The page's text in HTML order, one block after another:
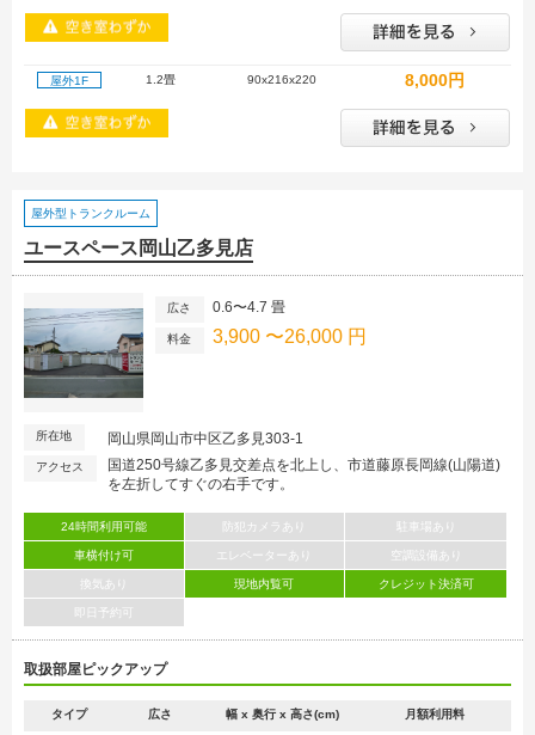
屋外1F 1.2畳 90x216x220 8,000円
屋外型トランクルーム
ユースペース岡山乙多見店
広さ 0.6〜4.7 畳
料金 3,900 〜26,000 円
所在地 岡山県岡山市中区乙多見303-1
アクセス
国道250号線乙多見交差点を北上し、市道藤原長岡線(山陽道)
を左折してすぐの右手です。
24時間利用可能 防犯カメラあり 駐車場あり
車横付け可 エレベーターあり 空調設備あり
換気あり 現地内覧可 クレジット決済可
即日予約可
取扱部屋ピックアップ
タイプ 広さ 幅 x 奥行 x 高さ(cm) 月額利用料